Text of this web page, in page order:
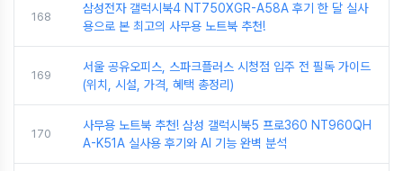
168
삼성전자 갤럭시북4 NT750XGR-A58A 후기 한 달 실사
용으로 본 최고의 사무용 노트북 추천!
169
서울 공유오피스, 스파크플러스 시청점 입주 전 필독 가이드
(위치, 시설, 가격, 혜택 총정리)
170
사무용 노트북 추천! 삼성 갤럭시북5 프로360 NT960QH
A-K51A 실사용 후기와 AI 기능 완벽 분석